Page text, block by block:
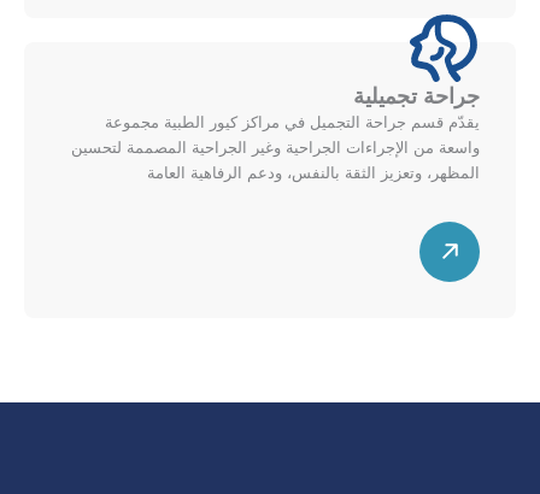
ل
ل
أ
ع
ل
ى
خ
ط
ق
ط
ر
ي
ل
ل
م
ي
جراحة تجميلية
يقدّم قسم جراحة التجميل في مراكز كيور الطبية مجموعة
واسعة من الإجراءات الجراحية وغير الجراحية المصممة لتحسين
المظهر، وتعزيز الثقة بالنفس، ودعم الرفاهية العامة
س
ه